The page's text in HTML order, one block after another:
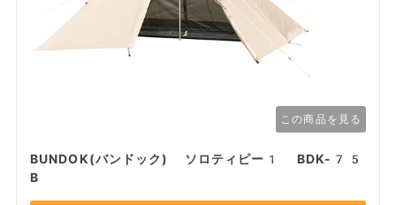
この商品を見る
BUNDOK(バンドック) ソロティピー1 BDK-75
B